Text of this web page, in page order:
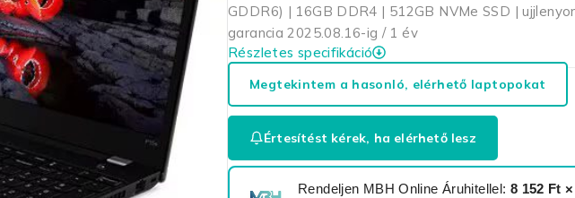
GDDR6) | 16GB DDR4 | 512GB NVMe SSD |
garancia 2025.08.16-ig / 1 év
Részletes specifikáció
Megtekintem a hasonló, elérhető laptopokat
Értesítést kérek, ha elérhető lesz
Rendeljen MBH Online Áruhitellel: 8 152 Ft